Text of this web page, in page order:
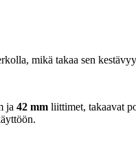
mikä takaa sen
ja 42 mm liittimet, takaavat